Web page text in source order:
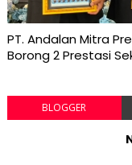
PT. Andalan Mitra
Borong 2 Prestasi
BLOGGER